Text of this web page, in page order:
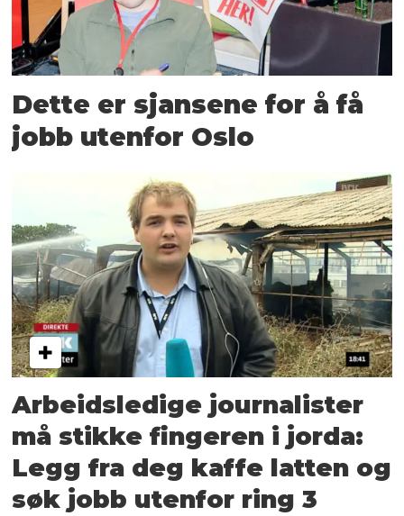
Dette er sjansene for å få
jobb utenfor Oslo
Arbeidsledige journalister
må stikke fingeren i jorda:
Legg fra deg kaffe latten og
søk jobb utenfor ring 3